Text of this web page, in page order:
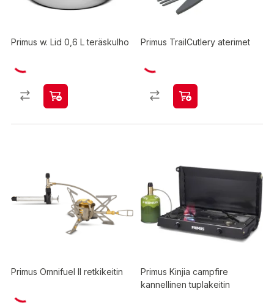
Primus w. Lid 0,6 L teräskulho Primus TrailCutlery aterimet
Primus Omnifuel II retkikeitin
Primus Kinjia campfire
kannellinen tuplakeitin